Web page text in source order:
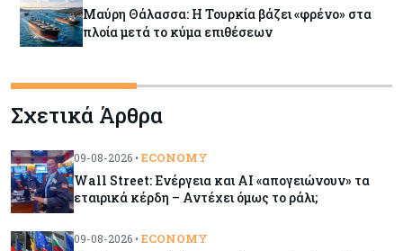
Μαύρη Θάλασσα: Η Τουρκία βάζει «φρένο» στα
πλοία μετά το κύμα επιθέσεων
Tech 09-08-2026
Τεχνητή νοημοσύνη: Αλλάζει τα δεδομένα στην
επικοινωνία – Μια επικίνδυνη «τελειότητα»
Κόσμος 09-08-2026
Ορμούζ: Το Ιράν «φρενάρει» το άνοιγμα των
Σχετικά Άρθρα
09-08-2026 • ECONOMY
Wall Street: Ενέργεια και AI «απογειώνουν» τα
εταιρικά κέρδη – Αντέχει όμως το ράλι;
09-08-2026 • ECONOMY